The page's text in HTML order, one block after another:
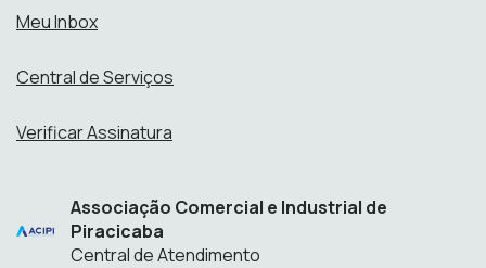
Meu Inbox
Central de Serviços
Verificar Assinatura
Associação Comercial e Industrial de
Piracicaba
Central de Atendimento